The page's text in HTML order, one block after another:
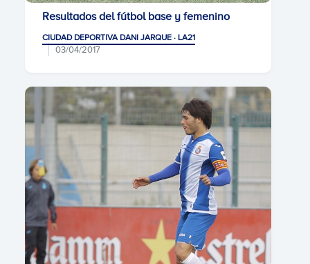
Resultados del fútbol base y femenino
CIUDAD DEPORTIVA DANI JARQUE · LA21
03/04/2017